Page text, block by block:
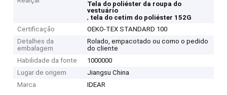
Tela do poliéster da roupa do
vestuário
, tela do cetim do poliéster 152G
Certificação
OEKO-TEX STANDARD 100
Detalhes da
embalagem
Rolado, empacotado ou como o pedido
do cliente
Habilidade da fonte
1000000
Lugar de origem
Jiangsu China
Marca
IDEAR